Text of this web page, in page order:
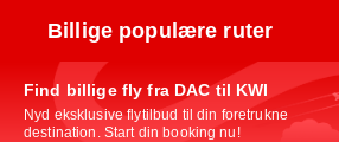
Billige populære ruter
Find billige fly fra DAC til KWI
Nyd eksklusive flytilbud til din foretrukne
destination. Start din booking nu!